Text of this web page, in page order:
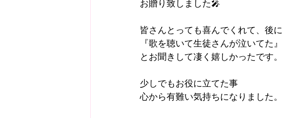
お贈り致しました🎤
皆さんとっても喜んでくれて、後に
『歌を聴いて生徒さんが泣いてた』
とお聞きして凄く嬉しかったです。
少しでもお役に立てた事
心から有難い気持ちになりました。